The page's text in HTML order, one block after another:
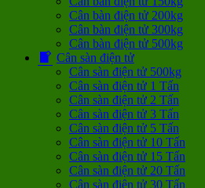
Cân bàn điện tử 200kg
Cân bàn điện tử 300kg
Cân bàn điện tử 500kg
Cân sàn điện tử
Cân sàn điện tử 500kg
Cân sàn điện tử 1 Tấn
Cân sàn điện tử 2 Tấn
Cân sàn điện tử 3 Tấn
Cân sàn điện tử 5 Tấn
Cân sàn điện tử 10 Tấn
Cân sàn điện tử 15 Tấn
Cân sàn điện tử 20 Tấn
Cân sàn điện tử 30 Tấn